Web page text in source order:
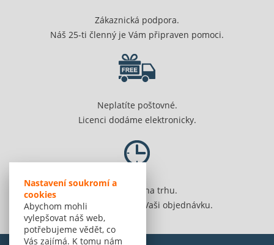
Nastavení soukromí a
cookies
Abychom mohli
vylepšovat náš web,
potřebujeme vědět, co
Vás zajímá. K tomu nám
Zákaznická podpora.
Náš 25-ti členný je Vám připraven pomoci.
Neplatíte poštovné.
Licenci dodáme elektronicky.
Jsme 20 let na trhu.
Spolehlivě vyřídíme Vaši objednávku.